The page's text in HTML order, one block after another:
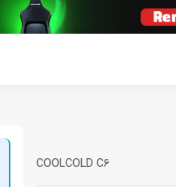
COOLCOLD C6